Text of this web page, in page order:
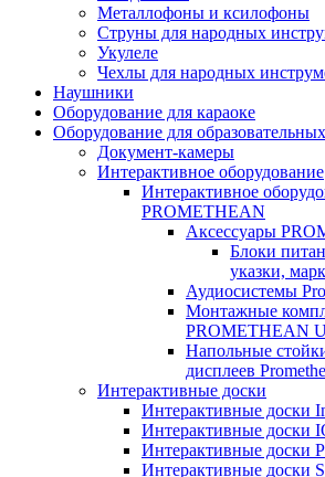
Металлофоны и ксилофоны
Струны для народных
Укулеле
Чехлы для народных
Наушники
Оборудование для караоке
Оборудование для
Документ-камеры
Интерактивное оборудование
Интерактивное
PROMETHEAN
Аксессуары
Блоки
указки,
Аудиосистемы
Монтажные
PROMETHEAN
Напольные
дисплеев
Интерактивные доски
Интерактивные доски
Интерактивные доски
Интерактивные доски
Интерактивные доски